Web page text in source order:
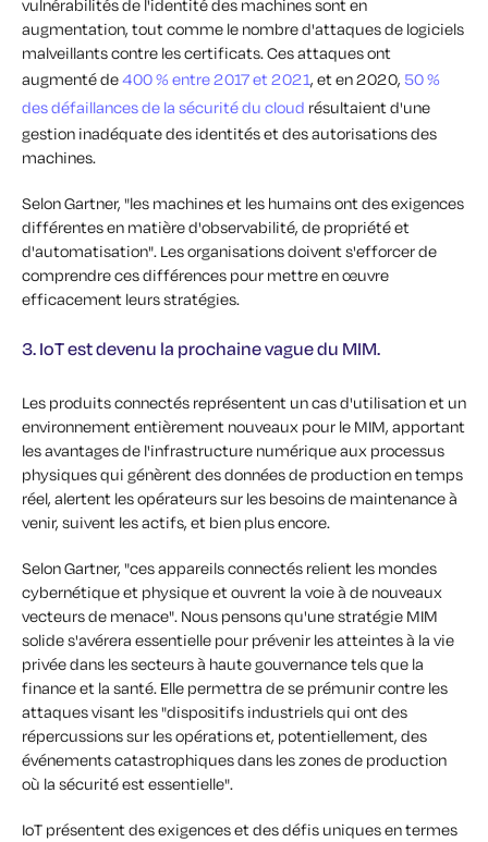
vulnérabilités de l'identité des machines sont en
augmentation, tout comme le nombre d'attaques de logiciels
malveillants contre les certificats. Ces attaques ont
augmenté de400 % entre 2017 et 2021, et en 2020, 50 %
des défaillances de la sécurité du cloud résultaient d'une
gestion inadéquate des identités et des autorisations des
machines.
Selon Gartner, "les machines et les humains ont des exigences
différentes en matière d'observabilité, de propriété et
d'automatisation". Les organisations doivent s'efforcer de
comprendre ces différences pour mettre en œuvre
efficacement leurs stratégies.
3. IoT est devenu la prochaine vague du MIM.
Les produits connectés représentent un cas d'utilisation et un
environnement entièrement nouveaux pour le MIM, apportant
les avantages de l'infrastructure numérique aux processus
physiques qui génèrent des données de production en temps
réel, alertent les opérateurs sur les besoins de maintenance à
venir, suivent les actifs, et bien plus encore.
Selon Gartner, "ces appareils connectés relient les mondes
cybernétique et physique et ouvrent la voie à de nouveaux
vecteurs de menace". Nous pensons qu'une stratégie MIM
solide s'avérera essentielle pour prévenir les atteintes à la vie
privée dans les secteurs à haute gouvernance tels que la
finance et la santé. Elle permettra de se prémunir contre les
attaques visant les "dispositifs industriels qui ont des
répercussions sur les opérations et, potentiellement, des
événements catastrophiques dans les zones de production
où la sécurité est essentielle".
IoT présentent des exigences et des défis uniques en termes